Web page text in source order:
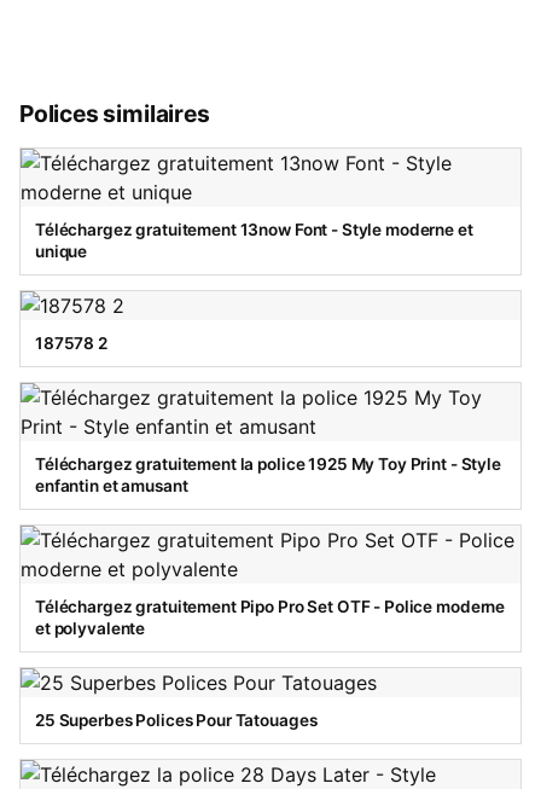
Polices similaires
Téléchargez gratuitement 13now Font - Style moderne et
unique
187578 2
Téléchargez gratuitement la police 1925 My Toy Print - Style
enfantin et amusant
Téléchargez gratuitement Pipo Pro Set OTF - Police moderne
et polyvalente
25 Superbes Polices Pour Tatouages